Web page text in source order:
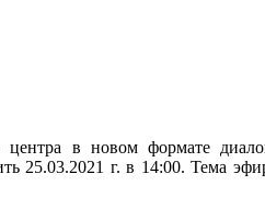
в новом формате
25.03.2021 г. в 14:00. Тема